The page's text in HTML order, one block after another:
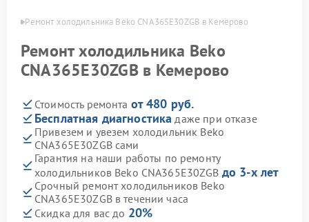
Ремонт холодильника Beko CNA365E30ZGB в Кемерово
Ремонт холодильника Beko
CNA365E30ZGB в Кемерово
Стоимость ремонта от 480 руб.
Бесплатная диагностика даже при отказе
Привезем и увезем холодильник Beko
CNA365E30ZGB сами
Гарантия на наши работы по ремонту
холодильников Beko CNA365E30ZGB до 3-х лет
Срочный ремонт холодильников Beko
CNA365E30ZGB в течении часа
Скидка для вас до 20%